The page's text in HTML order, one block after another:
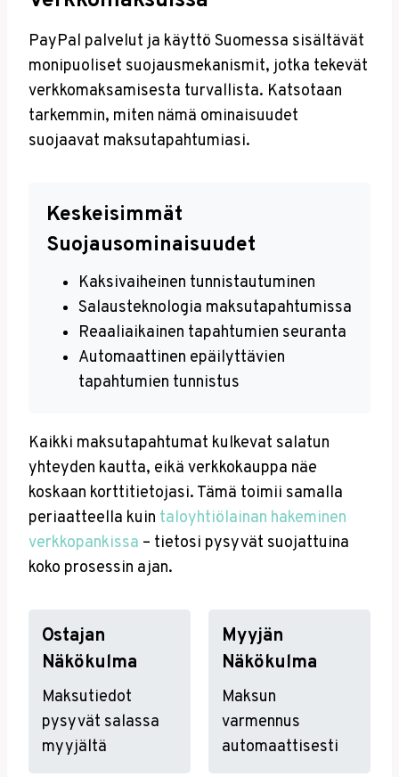
PayPal palvelut ja käyttö Suomessa sisältävät
monipuoliset suojausmekanismit, jotka tekevät
verkkomaksamisesta turvallista. Katsotaan
tarkemmin, miten nämä ominaisuudet
suojaavat maksutapahtumiasi.
Keskeisimmät
Suojausominaisuudet
Kaksivaiheinen tunnistautuminen
Salausteknologia maksutapahtumissa
Reaaliaikainen tapahtumien seuranta
Automaattinen epäilyttävien
tapahtumien tunnistus
Kaikki maksutapahtumat kulkevat salatun
yhteyden kautta, eikä verkkokauppa näe
koskaan korttitietojasi. Tämä toimii samalla
periaatteella kuin taloyhtiölainan hakeminen
verkkopankissa – tietosi pysyvät suojattuina
koko prosessin ajan.
Ostajan
Näkökulma
Maksutiedot
pysyvät salassa
myyjältä
Myyjän
Näkökulma
Maksun
varmennus
automaattisesti